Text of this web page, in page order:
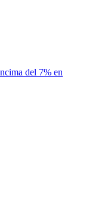
del 7% en